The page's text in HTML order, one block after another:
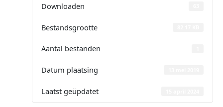
Downloaden
Bestandsgrootte
Aantal bestanden
Datum plaatsing
Laatst geüpdatet